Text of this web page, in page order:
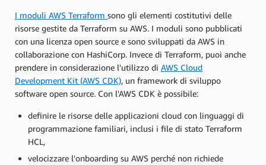
I moduli AWS Terraform sono gli elementi costitutivi delle
risorse gestite da Terraform su AWS. I moduli sono pubblicati
con una licenza open source e sono sviluppati da AWS in
collaborazione con HashiCorp. Invece di Terraform, puoi anche
prendere in considerazione l'utilizzo di AWS Cloud
Development Kit (AWS CDK), un framework di sviluppo
software open source. Con l'AWS CDK è possibile:
definire le risorse delle applicazioni cloud con linguaggi di
programmazione familiari, inclusi i file di stato Terraform
HCL,
velocizzare l'onboarding su AWS perché non richiede